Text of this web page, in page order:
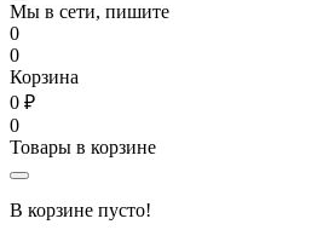
Мы в сети, пишите
0
0
Корзина
0 ₽
0
Товары в корзине
В корзине пусто!